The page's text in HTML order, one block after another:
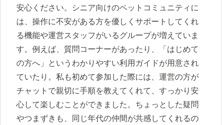
安心ください。シニア向けのペットコミュニティに
は、操作に不安がある方を優しくサポートしてくれ
る機能や運営スタッフがいるグループが増えていま
す。例えば、質問コーナーがあったり、「はじめて
の方へ」というわかりやすい利用ガイドが用意され
ていたり。私も初めて参加した際には、運営の方が
チャットで親切に手順を教えてくれて、すっかり安
心して楽しむことができました。ちょっとした疑問
やつまずきも、同じ年代の仲間が共感してくれるの